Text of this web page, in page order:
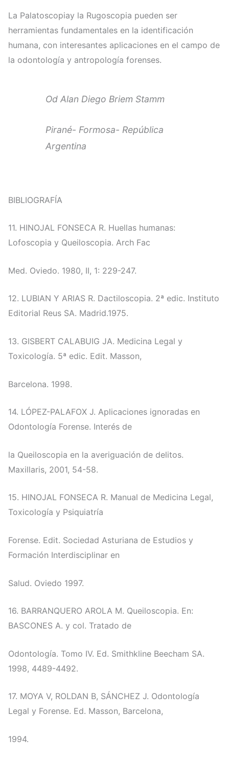
La Palatoscopiay la Rugoscopia pueden ser
herramientas fundamentales en la identificación
humana, con interesantes aplicaciones en el campo de
la odontología y antropología forenses.
Od Alan Diego Briem Stamm
Pirané- Formosa- República
Argentina
BIBLIOGRAFÍA
11. HINOJAL FONSECA R. Huellas humanas:
Lofoscopia y Queiloscopia. Arch Fac
Med. Oviedo. 1980, II, 1: 229-247.
12. LUBIAN Y ARIAS R. Dactiloscopia. 2ª edic. Instituto
Editorial Reus SA. Madrid.1975.
13. GISBERT CALABUIG JA. Medicina Legal y
Toxicología. 5ª edic. Edit. Masson,
Barcelona. 1998.
14. LÓPEZ-PALAFOX J. Aplicaciones ignoradas en
Odontología Forense. Interés de
la Queiloscopia en la averiguación de delitos.
Maxillaris, 2001, 54-58.
15. HINOJAL FONSECA R. Manual de Medicina Legal,
Toxicología y Psiquiatría
Forense. Edit. Sociedad Asturiana de Estudios y
Formación Interdisciplinar en
Salud. Oviedo 1997.
16. BARRANQUERO AROLA M. Queiloscopia. En:
BASCONES A. y col. Tratado de
Odontología. Tomo IV. Ed. Smithkline Beecham SA.
1998, 4489-4492.
17. MOYA V, ROLDAN B, SÁNCHEZ J. Odontología
Legal y Forense. Ed. Masson, Barcelona,
1994.